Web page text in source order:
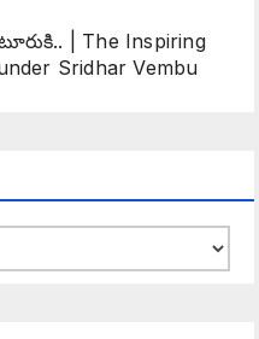
| The Inspiring
Sridhar Vembu